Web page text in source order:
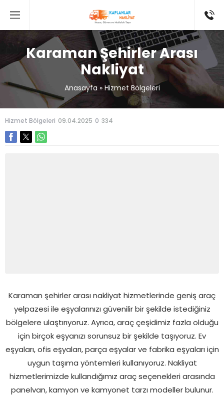
Karaman Şehirler Arası
Nakliyat
Anasayfa» Hizmet Bölgeleri
Hizmet Bölgeleri 09.04.2025 0 334
Karaman şehirler arası nakliyat hizmetlerinde geniş araç
yelpazesi ile eşyalarınızı güvenilir bir şekilde istediğiniz
bölgelere ulaştırıyoruz. Ayrıca, araç çeşidimiz fazla olduğu
için birçok eşyanızı sorunsuz bir şekilde taşıyoruz. Ev
eşyaları, ofis eşyaları, parça eşyalar ve fabrika eşyaları için
uygun taşıma yöntemleri kullanıyoruz. Nakliyat
hizmetlerimizde kullandığımız araç seçenekleri arasında
panelvan, kamyon ve kamyonet tarzı modeller bulunur.